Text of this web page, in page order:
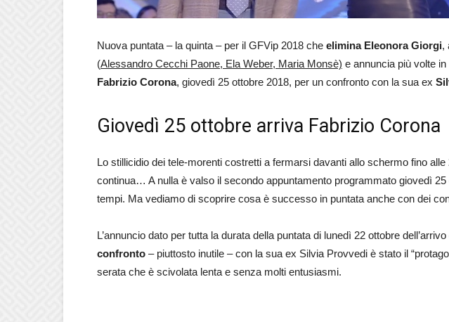
Nuova puntata – la quinta – per il GFVip 2018 che elimina Eleonora Giorgi,
(Alessandro Cecchi Paone, Ela Weber, Maria Monsè) e annuncia più volte in
Fabrizio Corona, giovedì 25 ottobre 2018, per un confronto con la sua ex
Giovedì 25 ottobre arriva Fabrizio Corona
Lo stillicidio dei tele-morenti costretti a fermarsi davanti allo schermo fino alle
continua… A nulla è valso il secondo appuntamento programmato giovedì
tempi. Ma vediamo di scoprire cosa è successo in puntata anche con dei
L’annuncio dato per tutta la durata della puntata di lunedì 22 ottobre
confronto – piuttosto inutile – con la sua ex Silvia Provvedi è stato il
serata che è scivolata lenta e senza molti entusiasmi.